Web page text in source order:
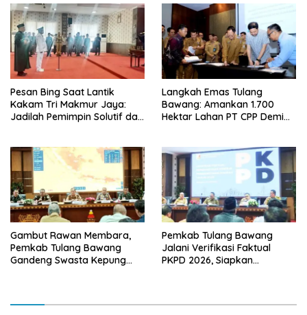
Lampung
Pesan Bing Saat Lantik
Kakam Tri Makmur Jaya:
Jadilah Pemimpin Solutif dan
Langkah Emas Tulang
Bawang: Amankan 1.700
Hektar Lahan PT CPP Demi
Gambut Rawan Membara,
Pemkab Tulang Bawang
Gandeng Swasta Kepung
Pemkab Tulang Bawang
Jalani Verifikasi Faktual
PKPD 2026, Siapkan